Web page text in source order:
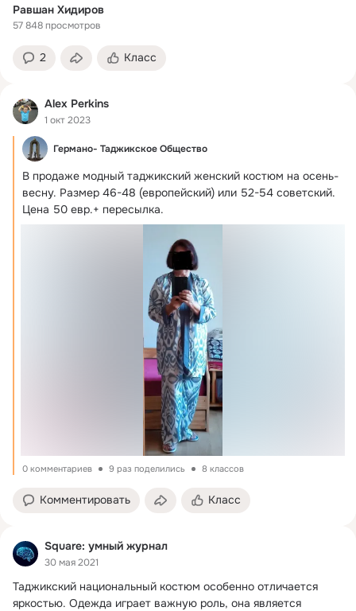
Равшан Хидиров
57 848 просмотров
2 Класс
Alex Perkins
1 окт 2023
Германо- Таджикское Общество
В продаже модный таджикский женский костюм на осень-
весну. Размер 46-48 (европейский) или 52-54 советский.
Цена 50 евр.+ пересылка.
0 комментариев 9 раз поделились 8 классов
Комментировать Класс
Square: умный журнал
30 мая 2021
Таджикский национальный костюм особенно отличается
яркостью. Одежда играет важную роль, она является